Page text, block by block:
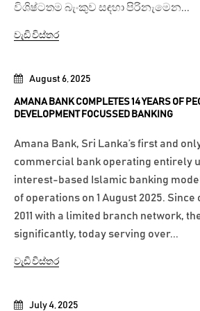
July 4, 2025
August 6, 2025
AMANA BANK COMPLETES 14 YEARS OF
DEVELOPMENT FOCUSSED BANKING
Amana Bank, Sri Lanka’s first and
commercial bank operating entirely
interest-based Islamic banking
of operations on 1 August 2025.
2011 with a limited branch network,
significantly, today serving over...
වැඩි විස්තර
විශිෂ්ටතම බැංකුව සඳහා පිරිනැමෙන...
වැඩි විස්තර